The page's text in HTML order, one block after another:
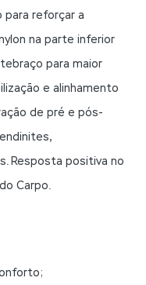
para reforçar a
na parte inferior
para maior
e alinhamento
de pré e pós-
Resposta positiva no
Carpo.